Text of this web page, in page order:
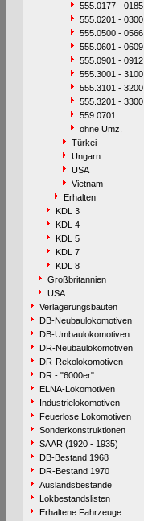
555.0177 - 0185
555.0201 - 0300
555.0500 - 0566
555.0601 - 0609
555.0901 - 0912
555.3001 - 3100
555.3101 - 3200
555.3201 - 3300
559.0701
ohne Umz.
Türkei
Ungarn
USA
Vietnam
Erhalten
KDL 3
KDL 4
KDL 5
KDL 7
KDL 8
Großbritannien
USA
Verlagerungsbauten
DB-Neubaulokomotiven
DB-Umbaulokomotiven
DR-Neubaulokomotiven
DR-Rekolokomotiven
DR - "6000er"
ELNA-Lokomotiven
Industrielokomotiven
Feuerlose Lokomotiven
Sonderkonstruktionen
SAAR (1920 - 1935)
DB-Bestand 1968
DR-Bestand 1970
Auslandsbestände
Lokbestandslisten
Erhaltene Fahrzeuge